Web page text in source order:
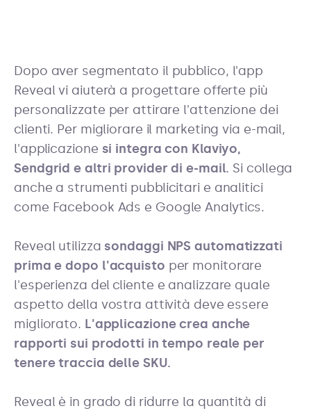
Dopo aver segmentato il pubblico, l'app
Reveal vi aiuterà a progettare offerte più
personalizzate per attirare l'attenzione dei
clienti. Per migliorare il marketing via e-mail,
l'applicazione si integra con Klaviyo,
Sendgrid e altri provider di e-mail. Si collega
anche a strumenti pubblicitari e analitici
come Facebook Ads e Google Analytics.
Reveal utilizza sondaggi NPS automatizzati
prima e dopo l'acquisto per monitorare
l'esperienza del cliente e analizzare quale
aspetto della vostra attività deve essere
migliorato. L'applicazione crea anche
rapporti sui prodotti in tempo reale per
tenere traccia delle SKU.
Reveal è in grado di ridurre la quantità di